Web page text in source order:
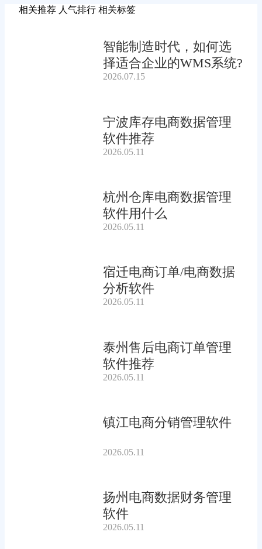
相关推荐 人气排行 相关标签
智能制造时代，如何选
择适合企业的WMS系统?
2026.07.15
宁波库存电商数据管理
软件推荐
2026.05.11
杭州仓库电商数据管理
软件用什么
2026.05.11
宿迁电商订单/电商数据
分析软件
2026.05.11
泰州售后电商订单管理
软件推荐
2026.05.11
镇江电商分销管理软件
2026.05.11
扬州电商数据财务管理
软件
2026.05.11